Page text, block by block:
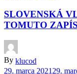
SLOVENSKÁ
TOMUTO
By klucod
29. marca 2021 29.